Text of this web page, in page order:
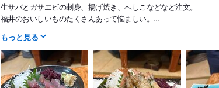
生サバとガサエビの刺身、揚げ焼き、へしこなどなど注文。
福井のおいしいものたくさんあって悩ましい。...
もっと見る